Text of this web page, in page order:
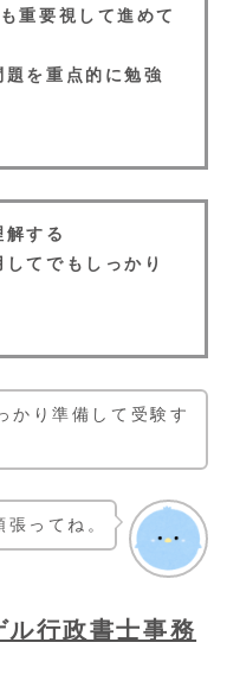
重要視して進めて
題を重点的に勉強
解する
てでもしっかり
かり準備して受験す
張ってね。
ル行政書士事務